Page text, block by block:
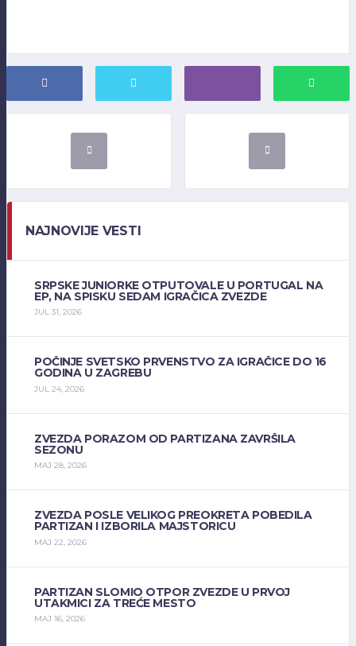
NAJNOVIJE VESTI
SRPSKE JUNIORKE OTPUTOVALE U PORTUGAL NA
EP, NA SPISKU SEDAM IGRAČICA ZVEZDE
JUL 31, 2026
POČINJE SVETSKO PRVENSTVO ZA IGRAČICE DO 16
GODINA U ZAGREBU
JUL 24, 2026
ZVEZDA PORAZOM OD PARTIZANA ZAVRŠILA
SEZONU
MAJ 28, 2026
ZVEZDA POSLE VELIKOG PREOKRETA POBEDILA
PARTIZAN I IZBORILA MAJSTORICU
MAJ 22, 2026
PARTIZAN SLOMIO OTPOR ZVEZDE U PRVOJ
UTAKMICI ZA TREĆE MESTO
MAJ 16, 2026